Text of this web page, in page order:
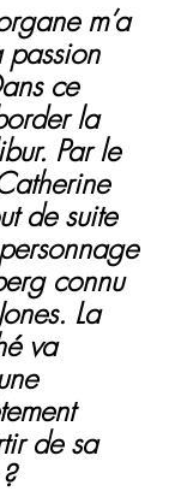
m’a
passion
ce
la
Par le
de suite
connu
La
va
de sa